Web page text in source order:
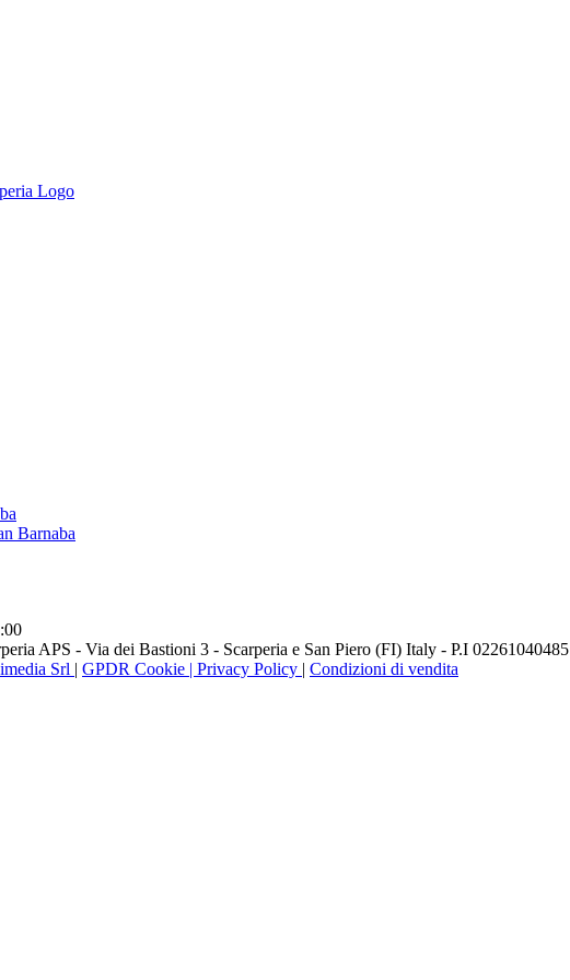
Barnaba
APS - Via dei Bastioni 3 - Scarperia e San Piero (FI) Italy - P.I 02261040485
Srl | GPDR Cookie | Privacy Policy | Condizioni di vendita